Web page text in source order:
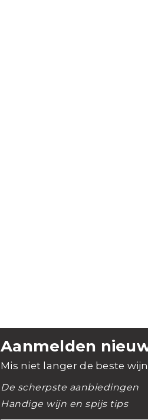
Aanmelden
Mis niet langer de beste
De scherpste aanbiedingen
Handige wijn en spijs tips